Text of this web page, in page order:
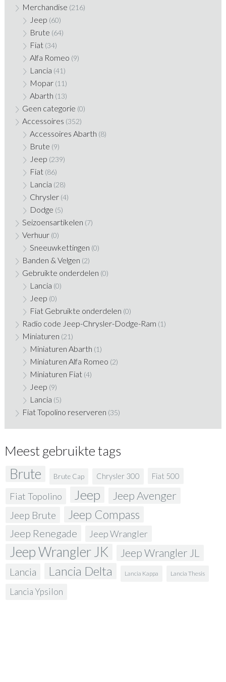
Merchandise (216)
Jeep (60)
Brute (64)
Fiat (34)
Alfa Romeo (9)
Lancia (41)
Mopar (11)
Abarth (13)
Geen categorie (0)
Accessoires (352)
Accessoires Abarth (8)
Brute (9)
Jeep (239)
Fiat (86)
Lancia (28)
Chrysler (4)
Dodge (5)
Seizoensartikelen (7)
Verhuur (0)
Sneeuwkettingen (0)
Banden & Velgen (2)
Gebruikte onderdelen (0)
Lancia (0)
Jeep (0)
Fiat Gebruikte onderdelen (0)
Radio code Jeep-Chrysler-Dodge-Ram (1)
Miniaturen (21)
Miniaturen Abarth (1)
Miniaturen Alfa Romeo (2)
Miniaturen Fiat (4)
Jeep (9)
Lancia (5)
Fiat Topolino reserveren (35)
Meest gebruikte tags
Brute Brute Cap Chrysler 300 Fiat 500
Fiat Topolino Jeep Jeep Avenger
Jeep Brute Jeep Compass
Jeep Renegade Jeep Wrangler
Jeep Wrangler JK Jeep Wrangler JL
Lancia Lancia Delta Lancia Kappa Lancia Thesis
Lancia Ypsilon